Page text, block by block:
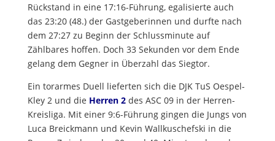
Rückstand in eine 17:16-Führung, egalisierte auch
das 23:20 (48.) der Gastgeberinnen und durfte nach
dem 27:27 zu Beginn der Schlussminute auf
Zählbares hoffen. Doch 33 Sekunden vor dem Ende
gelang dem Gegner in Überzahl das Siegtor.
Ein torarmes Duell lieferten sich die DJK TuS Oespel-
Kley 2 und die Herren 2 des ASC 09 in der Herren-
Kreisliga. Mit einer 9:6-Führung gingen die Jungs von
Luca Breickmann und Kevin Wallkuschefski in die